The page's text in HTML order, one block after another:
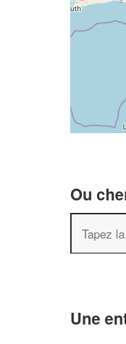
Ou
Une